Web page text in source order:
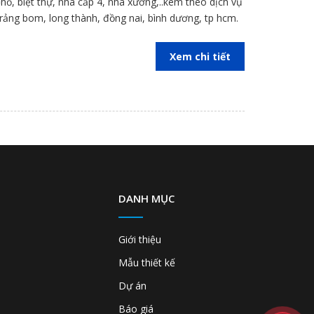
bom, long thành, đồng nai, bình dương, tp hcm.
Xem chi tiết
DANH MỤC
Giới thiệu
Mẫu thiết kế
Dự án
Báo giá